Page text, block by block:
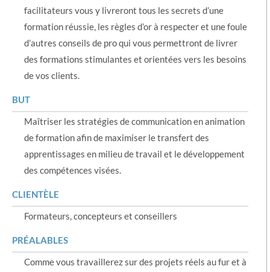
facilitateurs vous y livreront tous les secrets d’une
formation réussie, les règles d’or à respecter et une foule
d’autres conseils de pro qui vous permettront de livrer
des formations stimulantes et orientées vers les besoins
de vos clients.
BUT
Maîtriser les stratégies de communication en animation
de formation afin de maximiser le transfert des
apprentissages en milieu de travail et le développement
des compétences visées.
CLIENTÈLE
Formateurs, concepteurs et conseillers
PRÉALABLES
Comme vous travaillerez sur des projets réels au fur et à